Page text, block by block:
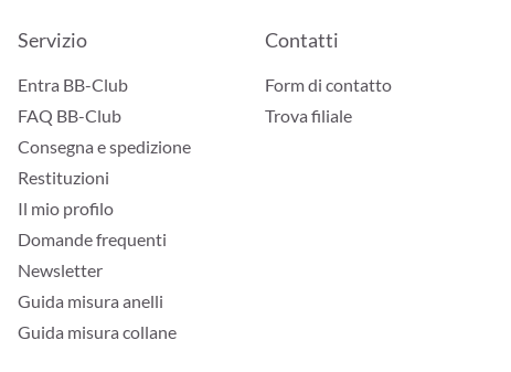
Servizio
Entra BB-Club
FAQ BB-Club
Consegna e spedizione
Restituzioni
Il mio profilo
Domande frequenti
Newsletter
Guida misura anelli
Guida misura collane
Contatti
Form di contatto
Trova filiale